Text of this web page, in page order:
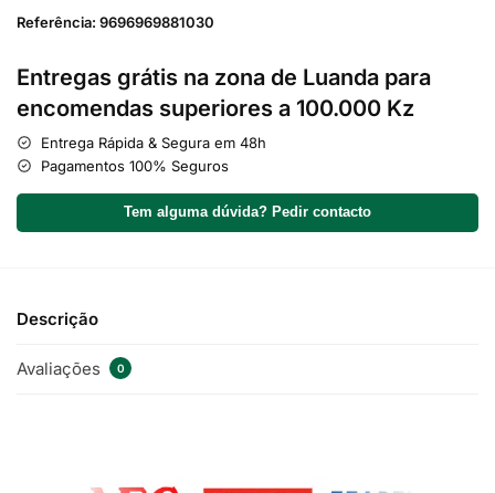
Referência: 9696969881030
Entregas grátis na zona de Luanda para
encomendas superiores a 100.000 Kz
Entrega Rápida & Segura em 48h
Pagamentos 100% Seguros
Tem alguma dúvida? Pedir contacto
Descrição
Avaliações 0